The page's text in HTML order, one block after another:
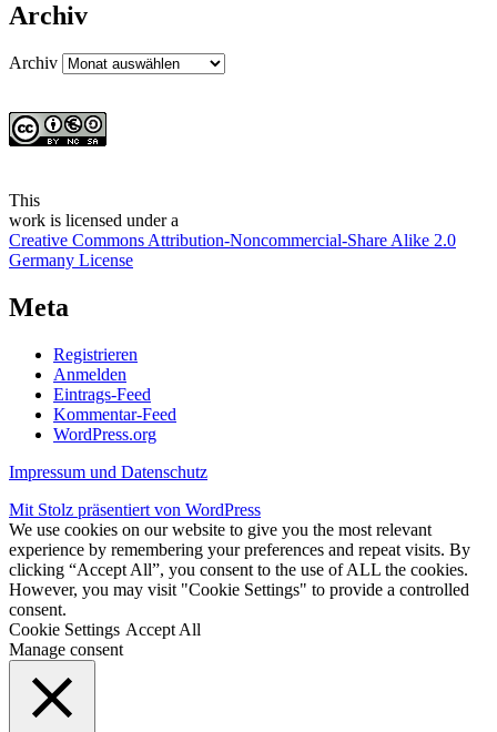
Archiv
Archiv
This
work is licensed under a
Creative Commons Attribution-Noncommercial-Share Alike 2.0
Germany License
Meta
Registrieren
Anmelden
Eintrags-Feed
Kommentar-Feed
WordPress.org
Impressum und Datenschutz
Mit Stolz präsentiert von WordPress
We use cookies on our website to give you the most relevant
experience by remembering your preferences and repeat visits. By
clicking “Accept All”, you consent to the use of ALL the cookies.
However, you may visit "Cookie Settings" to provide a controlled
consent.
Cookie Settings Accept All
Manage consent